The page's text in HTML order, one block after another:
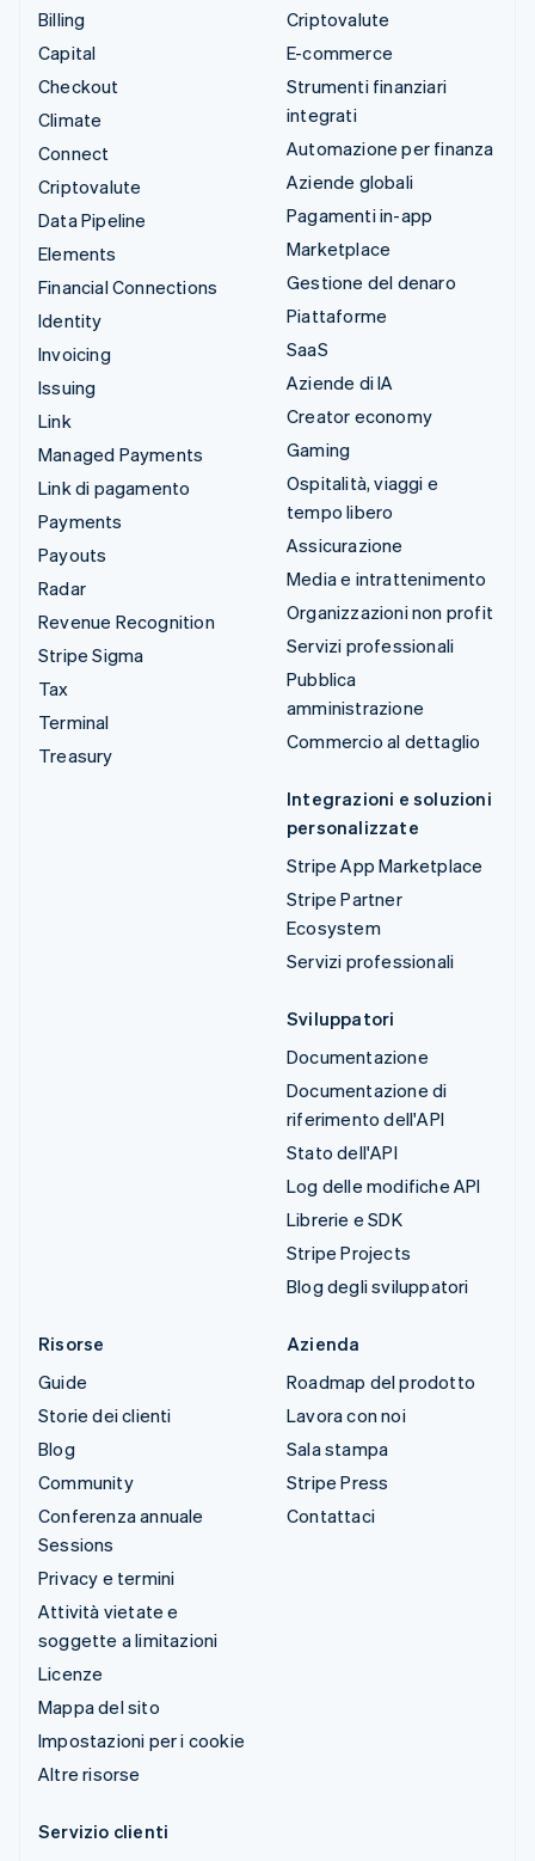
Billing
Capital
Checkout
Climate
Connect
Criptovalute
Data Pipeline
Elements
Financial Connections
Identity
Invoicing
Issuing
Link
Managed Payments
Link di pagamento
Payments
Payouts
Radar
Revenue Recognition
Stripe Sigma
Tax
Terminal
Treasury
Criptovalute
E-commerce
Strumenti finanziari
integrati
Automazione per finanza
Aziende globali
Pagamenti in-app
Marketplace
Gestione del denaro
Piattaforme
SaaS
Aziende di IA
Creator economy
Gaming
Ospitalità, viaggi e
tempo libero
Assicurazione
Media e intrattenimento
Organizzazioni non profit
Servizi professionali
Pubblica
amministrazione
Commercio al dettaglio
Integrazioni e soluzioni
personalizzate
Stripe App Marketplace
Stripe Partner
Ecosystem
Servizi professionali
Sviluppatori
Documentazione
Documentazione di
riferimento dell'API
Stato dell'API
Log delle modifiche API
Librerie e SDK
Stripe Projects
Blog degli sviluppatori
Risorse
Guide
Storie dei clienti
Blog
Community
Conferenza annuale
Sessions
Privacy e termini
Attività vietate e
soggette a limitazioni
Licenze
Mappa del sito
Impostazioni per i cookie
Altre risorse
Azienda
Roadmap del prodotto
Lavora con noi
Sala stampa
Stripe Press
Contattaci
Servizio clienti